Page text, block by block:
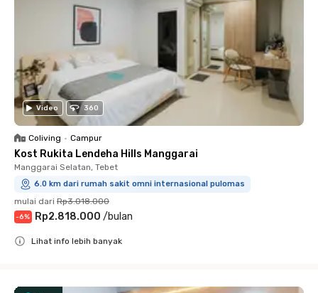
Video 360
Coliving • Campur
Kost Rukita Lendeha Hills Manggarai
Manggarai Selatan, Tebet
6.0 km dari rumah sakit omni internasional pulomas
mulai dari Rp3.018.000
-6% Rp2.818.000 /bulan
Lihat info lebih banyak